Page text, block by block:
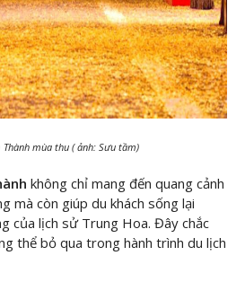
mùa thu ( ảnh: Sưu tầm)
không chỉ mang đến quang cảnh
mà còn giúp du khách sống lại
của lịch sử Trung Hoa. Đây chắc
thể bỏ qua trong hành trình du lịch